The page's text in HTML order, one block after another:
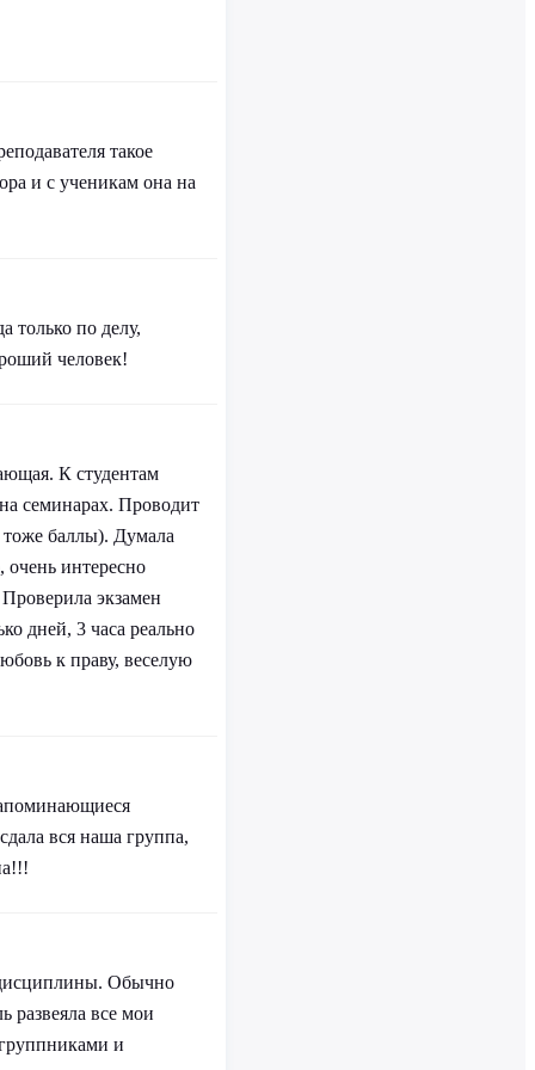
такое
и с ученикам она на
только по делу,
человек!
К студентам
семинарах. Проводит
тоже баллы). Думала
очень интересно
экзамен
дней, 3 часа реально
к праву, веселую
вся наша группа,
дисциплины. Обычно
развеяла все мои
и